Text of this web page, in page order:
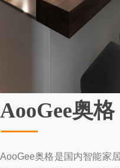
AooGee奥格
AooGee奥格是国内智能家